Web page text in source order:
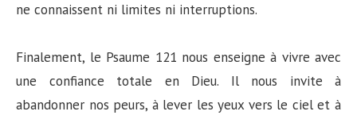
ne connaissent ni limites ni interruptions.
Finalement, le Psaume 121 nous enseigne à vivre avec
une confiance totale en Dieu. Il nous invite à
abandonner nos peurs, à lever les yeux vers le ciel et à